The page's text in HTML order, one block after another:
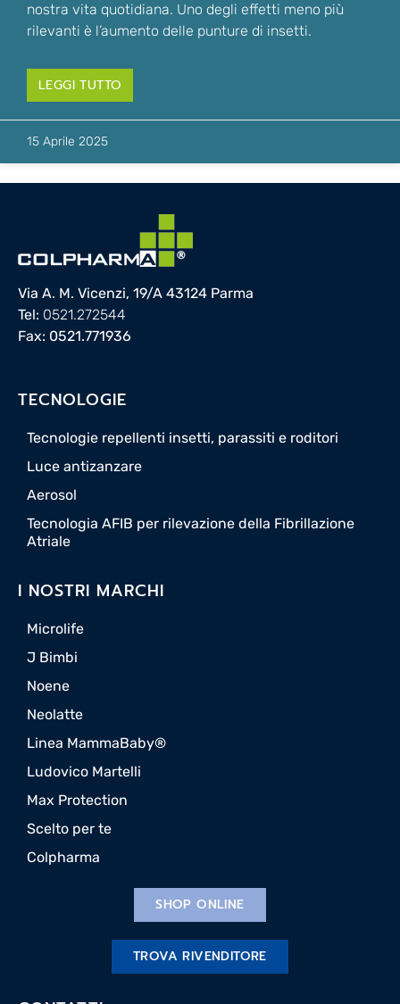
nostra vita quotidiana. Uno degli effetti meno più
rilevanti è l’aumento delle punture di insetti.
LEGGI TUTTO
15 Aprile 2025
Via A. M. Vicenzi, 19/A 43124 Parma
Tel: 0521.272544
Fax: 0521.771936
TECNOLOGIE
Tecnologie repellenti insetti, parassiti e roditori
Luce antizanzare
Aerosol
Tecnologia AFIB per rilevazione della Fibrillazione
Atriale
I NOSTRI MARCHI
Microlife
J Bimbi
Noene
Neolatte
Linea MammaBaby®
Ludovico Martelli
Max Protection
Scelto per te
Colpharma
SHOP ONLINE
TROVA RIVENDITORE